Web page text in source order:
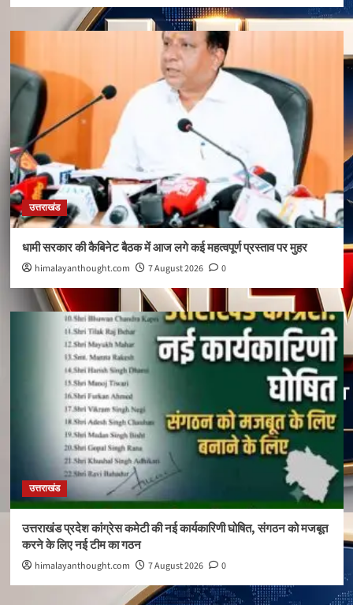
उत्तराखंड
धामी सरकार की कैबिनेट बैठक में आज लगे कई महत्वपूर्ण प्रस्ताव पर मुहर
himalayanthought.com 7 August 2026 0
उत्तराखंड
उत्तराखंड प्रदेश कांग्रेस कमेटी की नई कार्यकारिणी घोषित, संगठन को मजबूत
करने के लिए नई टीम का गठन
himalayanthought.com 7 August 2026 0